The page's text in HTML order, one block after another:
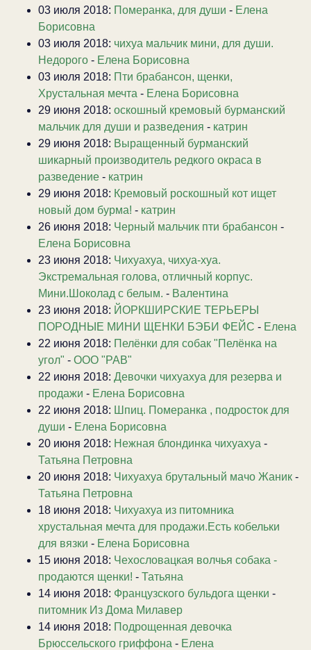
03 июля 2018: Померанка, для души - Елена
Борисовна
03 июля 2018: чихуа мальчик мини, для души.
Недорого - Елена Борисовна
03 июля 2018: Пти брабансон, щенки,
Хрустальная мечта - Елена Борисовна
29 июня 2018: оскошный кремовый бурманский
мальчик для души и разведения - катрин
29 июня 2018: Выращенный бурманский
шикарный производитель редкого окраса в
разведение - катрин
29 июня 2018: Кремовый роскошный кот ищет
новый дом бурма! - катрин
26 июня 2018: Черный мальчик пти брабансон -
Елена Борисовна
23 июня 2018: Чихуахуа, чихуа-хуа.
Экстремальная голова, отличный корпус.
Мини.Шоколад с белым. - Валентина
23 июня 2018: ЙОРКШИРСКИЕ ТЕРЬЕРЫ
ПОРОДНЫЕ МИНИ ЩЕНКИ БЭБИ ФЕЙС - Елена
22 июня 2018: Пелёнки для собак "Пелёнка на
угол" - ООО "РАВ"
22 июня 2018: Девочки чихуахуа для резерва и
продажи - Елена Борисовна
22 июня 2018: Шпиц. Померанка , подросток для
души - Елена Борисовна
20 июня 2018: Нежная блондинка чихуахуа -
Татьяна Петровна
20 июня 2018: Чихуахуа брутальный мачо Жаник -
Татьяна Петровна
18 июня 2018: Чихуахуа из питомника
хрустальная мечта для продажи.Есть кобельки
для вязки - Елена Борисовна
15 июня 2018: Чехословацкая волчья собака -
продаются щенки! - Татьяна
14 июня 2018: Французского бульдога щенки -
питомник Из Дома Милавер
14 июня 2018: Подрощенная девочка
Брюссельского гриффона - Елена